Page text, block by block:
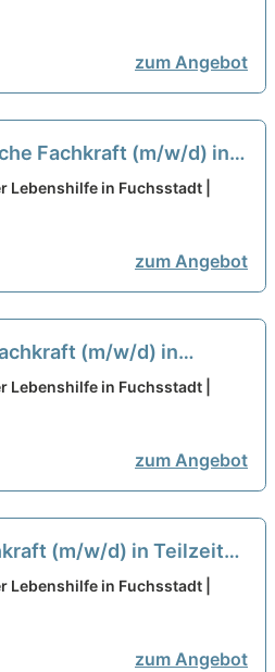
passenden Job für
zum Angebot
Fachkraft (m/w/d) in
35 Stunden/Woche) -
passenden Job für
Lebenshilfe in Fuchsstadt |
zum Angebot
(m/w/d) in
35 Stunden/Woche) -
passenden Job für
Lebenshilfe in Fuchsstadt |
zum Angebot
(m/w/d) in Teilzeit
Woche) - Wir haben den
für Sie!
Lebenshilfe in Fuchsstadt |
zum Angebot